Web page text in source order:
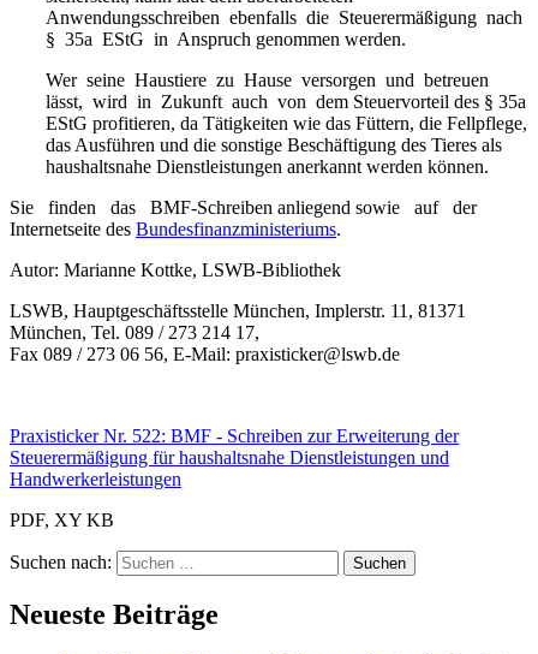
Anwendungsschreiben ebenfalls die Steuerermäßigung nach
§ 35a EStG in Anspruch genommen werden.
Wer seine Haustiere zu Hause versorgen und betreuen
lässt, wird in Zukunft auch von dem Steuervorteil des § 35a
EStG profitieren, da Tätigkeiten wie das Füttern, die Fellpflege,
das Ausführen und die sonstige Beschäftigung des Tieres als
haushaltsnahe Dienstleistungen anerkannt werden können.
Sie finden das BMF-Schreiben anliegend sowie auf der
Internetseite des Bundesfinanzministeriums.
Autor: Marianne Kottke, LSWB-Bibliothek
LSWB, Hauptgeschäftsstelle München, Implerstr. 11, 81371
München, Tel. 089 / 273 214 17,
Fax 089 / 273 06 56, E-Mail: praxisticker@lswb.de
Praxisticker Nr. 522: BMF - Schreiben zur Erweiterung der
Steuerermäßigung für haushaltsnahe Dienstleistungen und
Handwerkerleistungen
PDF, XY KB
Suchen nach:
Neueste Beiträge